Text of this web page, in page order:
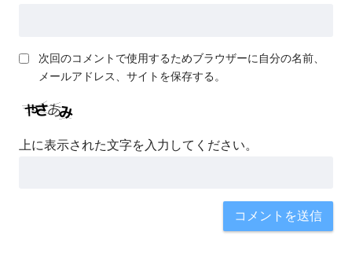
次回のコメントで使用するためブラウザーに自分の名前、
メールアドレス、サイトを保存する。
上に表示された文字を入力してください。